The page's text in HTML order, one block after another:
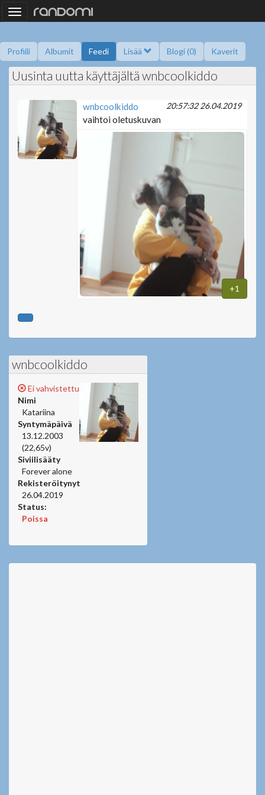
Toggle
navigation
Profiili Albumit Feedi Lisää Blogi (0) Kaverit
Kysy minulta Tietoa Kaverikirja Gallupit Saavutukset
Uusinta uutta käyttäjältä wnbcoolkiddo
20:57:32 26.04.2019
wnbcoolkiddo
vaihtoi oletuskuvan
+1
wnbcoolkiddo
Ei vahvistettu
Nimi
Katariina
Syntymäpäivä
13.12.2003
(22,65v)
Siviilisääty
Forever alone
Rekisteröitynyt
26.04.2019
Status:
Poissa